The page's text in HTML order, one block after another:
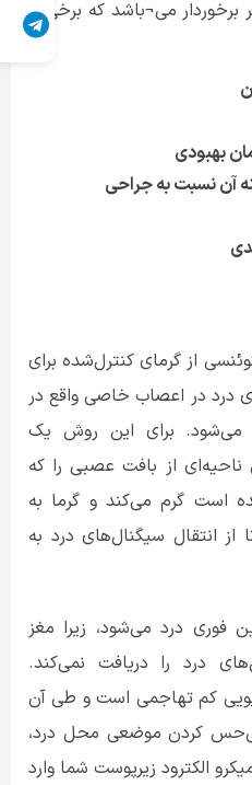
می¬باشد که برخی از
بهبودی
آن نسبت به جراحی
از گرمای کنترل‌شده برای
درد در اعصاب خاصی واقع در
می‌شود. برای این روش یک
ناحیه‌ای از بافت عصبی را که
است گرم می‌کند و گرما به
انتقال سیگنال‌های درد به
فوری درد می‌شود، زیرا مغز
درد را دریافت نمی‌کند.
کم تهاجمی است و طی آن
کردن موضعی محل درد،
الکترود زیرپوست شما وارد